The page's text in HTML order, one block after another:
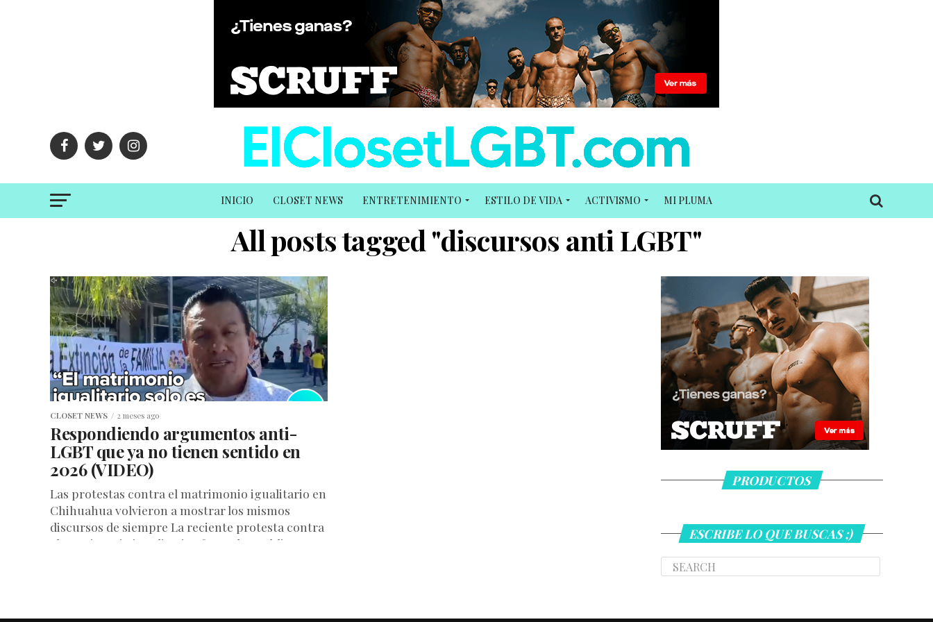
INICIO CLOSET NEWS ENTRETENIMIENTO ESTILO DE VIDA ACTIVISMO MI PLUMA
All posts tagged "discursos anti LGBT"
CLOSET NEWS 2 meses ago
Respondiendo argumentos anti-
LGBT que ya no tienen sentido en
2026 (VIDEO)
Las protestas contra el matrimonio igualitario en
Chihuahua volvieron a mostrar los mismos
discursos de siempre La reciente protesta contra
el matrimonio igualitario afuera de Pueblito...
PRODUCTOS
ESCRIBE LO QUE BUSCAS ;)